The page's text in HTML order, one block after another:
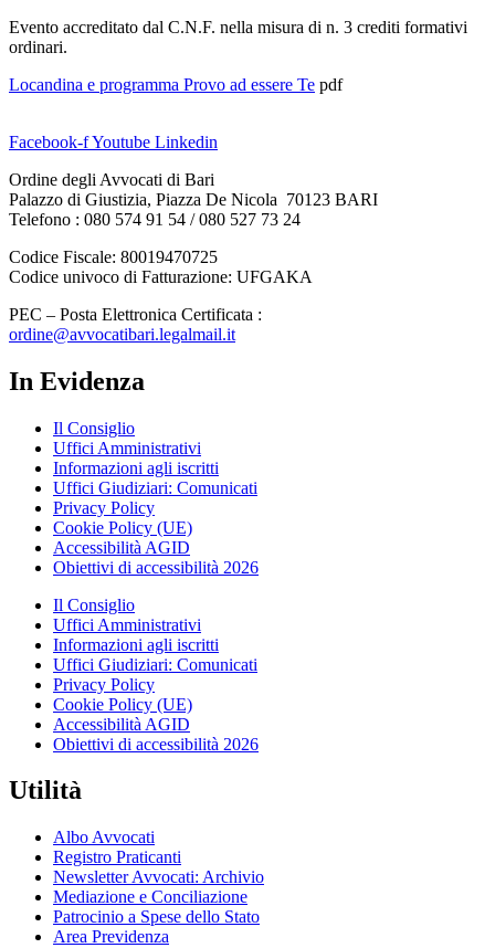
Evento accreditato dal C.N.F. nella misura di n. 3 crediti formativi
ordinari.
Locandina e programma Provo ad essere Te pdf
Facebook-fYoutube Linkedin
Ordine degli Avvocati di Bari
Palazzo di Giustizia, Piazza De Nicola 70123 BARI
Telefono : 080 574 91 54 / 080 527 73 24
Codice Fiscale: 80019470725
Codice univoco di Fatturazione: UFGAKA
PEC – Posta Elettronica Certificata :
ordine@avvocatibari.legalmail.it
In Evidenza
Il Consiglio
Uffici Amministrativi
Informazioni agli iscritti
Uffici Giudiziari: Comunicati
Privacy Policy
Cookie Policy (UE)
Accessibilità AGID
Obiettivi di accessibilità 2026
Il Consiglio
Uffici Amministrativi
Informazioni agli iscritti
Uffici Giudiziari: Comunicati
Privacy Policy
Cookie Policy (UE)
Accessibilità AGID
Obiettivi di accessibilità 2026
Utilità
Albo Avvocati
Registro Praticanti
Newsletter Avvocati: Archivio
Mediazione e Conciliazione
Patrocinio a Spese dello Stato
Area Previdenza